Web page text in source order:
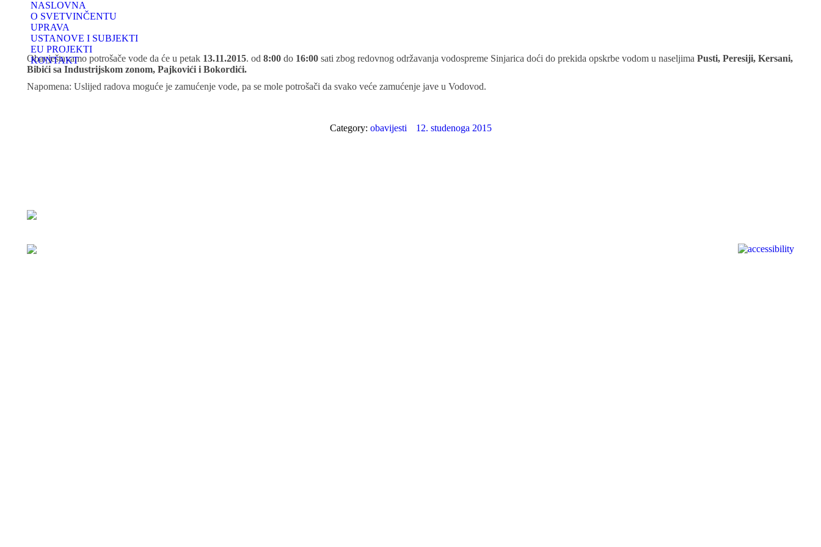
NASLOVNA
O SVETVINČENTU
UPRAVA
USTANOVE I SUBJEKTI
EU PROJEKTI
KONTAKT
Obavještavamo potrošače vode da će u petak 13.11.2015. od 8:00 do 16:00 sati zbog redovnog održavanja vodospreme Sinjarica doći do prekida opskrbe vodom u naseljima Pusti, Peresiji, Kersani,
Bibići sa Industrijskom zonom, Pajkovići i Bokordići.
Napomena: Uslijed radova moguće je zamućenje vode, pa se mole potrošači da svako veće zamućenje jave u Vodovod.
Category: obavijesti 12. studenoga 2015